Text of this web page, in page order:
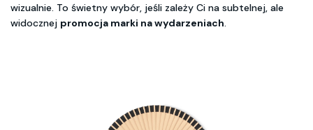
wizualnie. To świetny wybór, jeśli zależy Ci na subtelnej, ale
widocznej promocja marki na wydarzeniach.